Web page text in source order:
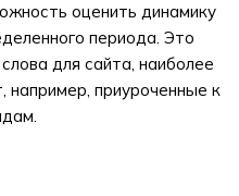
оценить динамику
периода. Это
для сайта, наиболее
например, приуроченные к